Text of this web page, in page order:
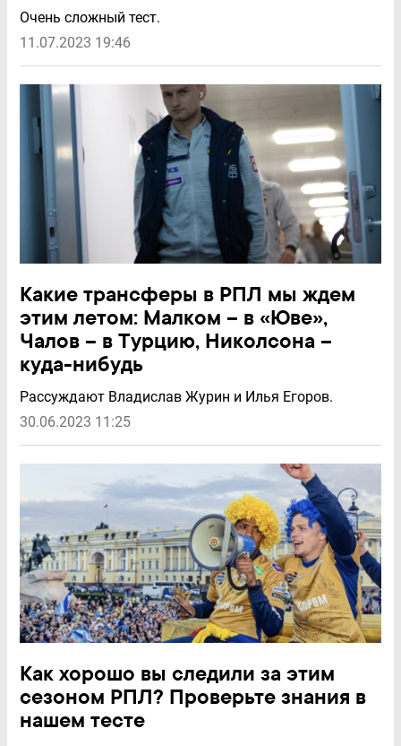
Очень сложный тест.
11.07.2023 19:46
Какие трансферы в РПЛ мы ждем
этим летом: Малком – в «Юве»,
Чалов – в Турцию, Николсона –
куда-нибудь
Рассуждают Владислав Журин и Илья Егоров.
30.06.2023 11:25
Как хорошо вы следили за этим
сезоном РПЛ? Проверьте знания в
нашем тесте